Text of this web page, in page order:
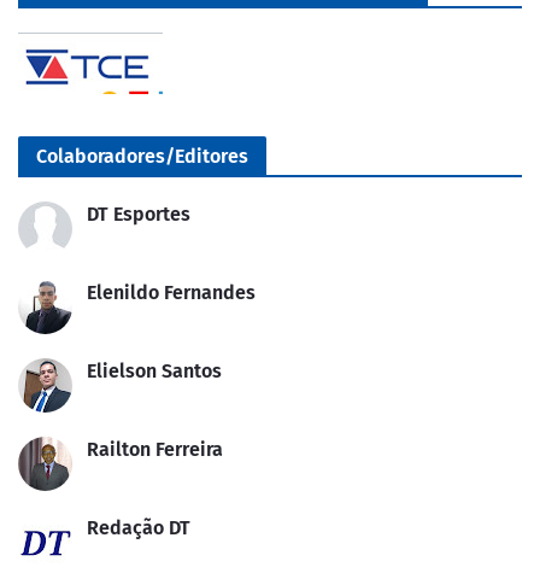
Colaboradores/Editores
DT Esportes
Elenildo Fernandes
Elielson Santos
Railton Ferreira
Redação DT